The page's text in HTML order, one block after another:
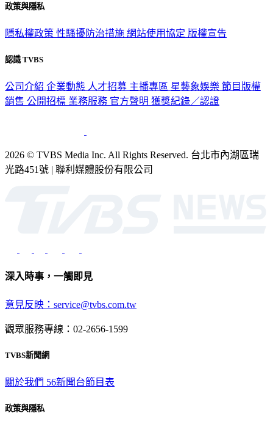
政策與隱私
隱私權政策 性騷擾防治措施 網站使用協定 版權宣告
認識 TVBS
公司介紹 企業動態 人才招募 主播專區 星藝象娛樂 節目版權
銷售 公開招標 業務服務 官方聲明 獲獎紀錄／認證
2026 © TVBS Media Inc. All Rights Reserved. 台北市內湖區瑞
光路451號 | 聯利媒體股份有限公司
深入時事，一觸即見
意見反映：service@tvbs.com.tw
觀眾服務專線：02-2656-1599
TVBS新聞網
關於我們 56新聞台節目表
政策與隱私